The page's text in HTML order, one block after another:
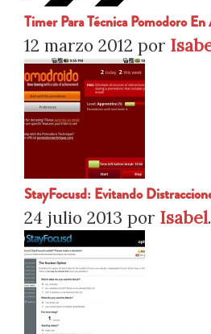
Timer Para Técnica Pomodoro
12 marzo 2012 por
StayFocusd: Evitando
24 julio 2013 por Isabel.